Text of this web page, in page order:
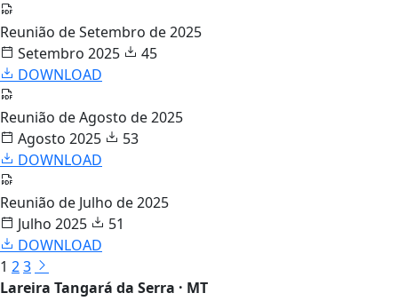
Reunião de Setembro de 2025
Setembro 2025
45
DOWNLOAD
Reunião de Agosto de 2025
Agosto 2025
53
DOWNLOAD
Reunião de Julho de 2025
Julho 2025
51
DOWNLOAD
1 23
Lareira Tangará da Serra · MT